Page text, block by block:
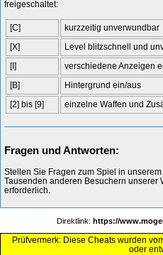
freigeschaltet:
[C]
kurzzeitig unverwundbar
[X]
Level blitzschnell und
[I]
verschiedene Anzeigen
[B]
Hintergrund ein/aus
[2] bis [9]
einzelne Waffen und
Fragen und Antworten:
Stellen Sie Fragen zum Spiel in unserem
Tausenden anderen Besuchern unserer
erforderlich.
Direktlink: https://
Prüfvermerk: Diese Cheats wurden
oder